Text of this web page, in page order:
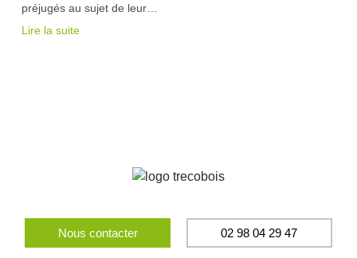
préjugés au sujet de leur…
Lire la suite
Nous contacter 02 98 04 29 47